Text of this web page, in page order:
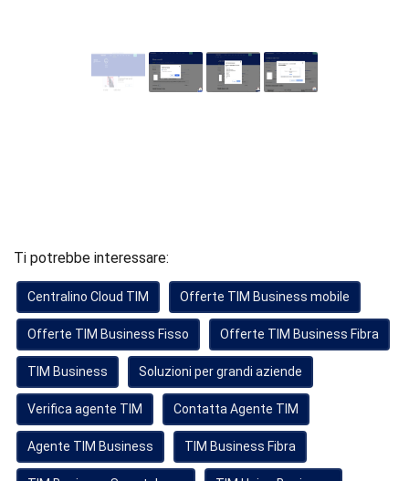
Ti potrebbe interessare:
Centralino Cloud TIM Offerte TIM Business mobile
Offerte TIM Business Fisso Offerte TIM Business Fibra
TIM Business Soluzioni per grandi aziende
Verifica agente TIM Contatta Agente TIM
Agente TIM Business TIM Business Fibra